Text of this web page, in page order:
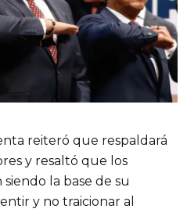
reiteró que respaldará
y resaltó que los
la base de su
y no traicionar al